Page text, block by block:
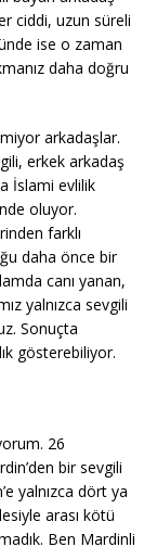
ciddi, uzun süreli
ise o zaman
daha doğru
arkadaşlar.
erkek arkadaş
İslami evlilik
oluyor.
farklı
daha önce bir
canı yanan,
yalnızca sevgili
Sonuçta
gösterebiliyor.
26
bir sevgili
yalnızca dört ya
arası kötü
Ben Mardinli